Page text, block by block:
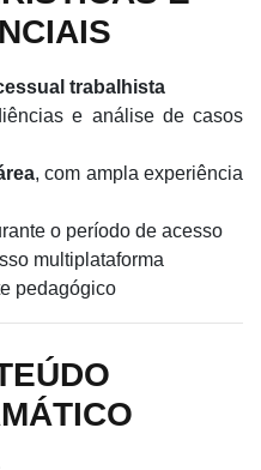
trabalhista
e análise de casos
, com ampla experiência
o período de acesso
multiplataforma
pedagógico